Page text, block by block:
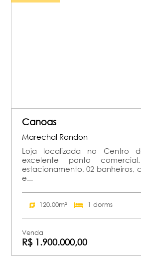
Canoas
Marechal Rondon
Loja localizada no Centro
excelente ponto
estacionamento, 02 banheiros,
e...
120.00m² 1 dorms
Venda
R$ 1.900.000,00